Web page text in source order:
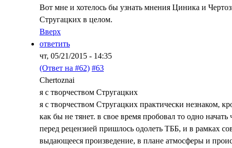
Вот мне и хотелось бы узнать мнения Циника и
Стругацких в целом.
Вверх
ответить
чт, 05/21/2015 - 14:35
(Ответ на #62) #63
Chertoznai
я с творчеством Стругацких
я с творчеством Стругацких практически незнаком,
как бы не тянет. в свое время пробовал то одно
перед рецензией пришлось одолеть ТББ, и в рамках
выдающееся произведение, в плане атмосферы и